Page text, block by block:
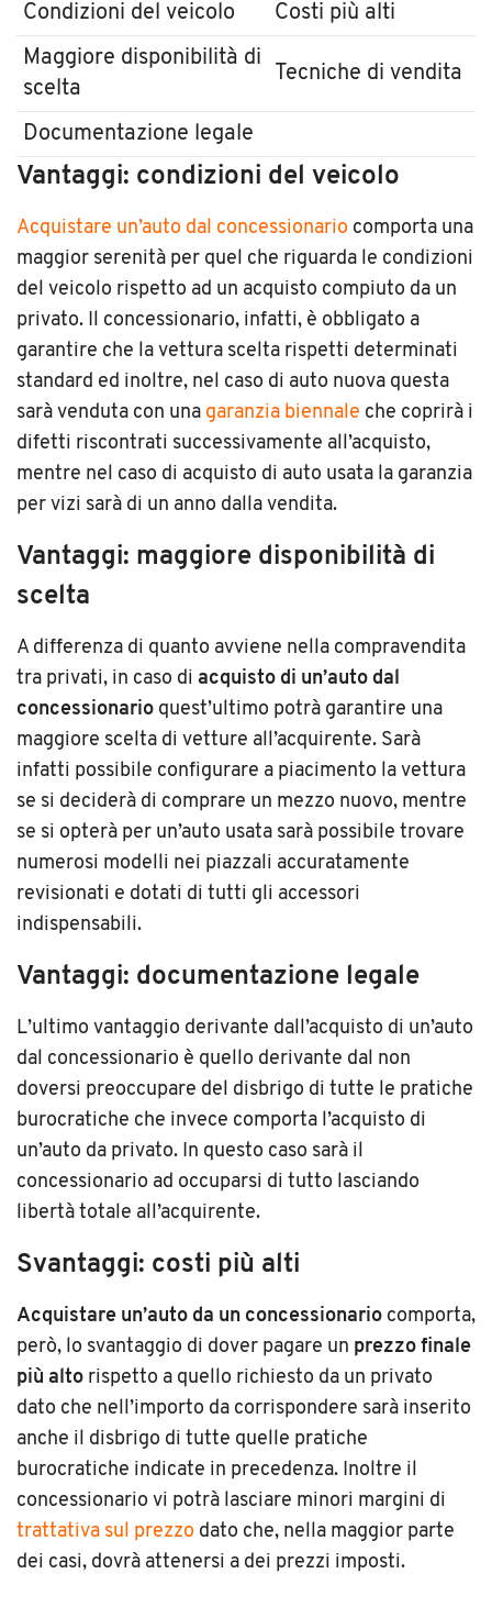
Condizioni del veicolo Costi più alti
Maggiore disponibilità di
scelta
Tecniche di vendita
Documentazione legale
Vantaggi: condizioni del veicolo
Acquistare un’auto dal concessionario comporta una
maggior serenità per quel che riguarda le condizioni
del veicolo rispetto ad un acquisto compiuto da un
privato. Il concessionario, infatti, è obbligato a
garantire che la vettura scelta rispetti determinati
standard ed inoltre, nel caso di auto nuova questa
sarà venduta con una garanzia biennale che coprirà i
difetti riscontrati successivamente all’acquisto,
mentre nel caso di acquisto di auto usata la garanzia
per vizi sarà di un anno dalla vendita.
Vantaggi: maggiore disponibilità di
scelta
A differenza di quanto avviene nella compravendita
tra privati, in caso di acquisto di un’auto dal
concessionario quest’ultimo potrà garantire una
maggiore scelta di vetture all’acquirente. Sarà
infatti possibile configurare a piacimento la vettura
se si deciderà di comprare un mezzo nuovo, mentre
se si opterà per un’auto usata sarà possibile trovare
numerosi modelli nei piazzali accuratamente
revisionati e dotati di tutti gli accessori
indispensabili.
Vantaggi: documentazione legale
L’ultimo vantaggio derivante dall’acquisto di un’auto
dal concessionario è quello derivante dal non
doversi preoccupare del disbrigo di tutte le pratiche
burocratiche che invece comporta l’acquisto di
un’auto da privato. In questo caso sarà il
concessionario ad occuparsi di tutto lasciando
libertà totale all’acquirente.
Svantaggi: costi più alti
Acquistare un’auto da un concessionario comporta,
però, lo svantaggio di dover pagare un prezzo finale
più alto rispetto a quello richiesto da un privato
dato che nell’importo da corrispondere sarà inserito
anche il disbrigo di tutte quelle pratiche
burocratiche indicate in precedenza. Inoltre il
concessionario vi potrà lasciare minori margini di
trattativa sul prezzo dato che, nella maggior parte
dei casi, dovrà attenersi a dei prezzi imposti.